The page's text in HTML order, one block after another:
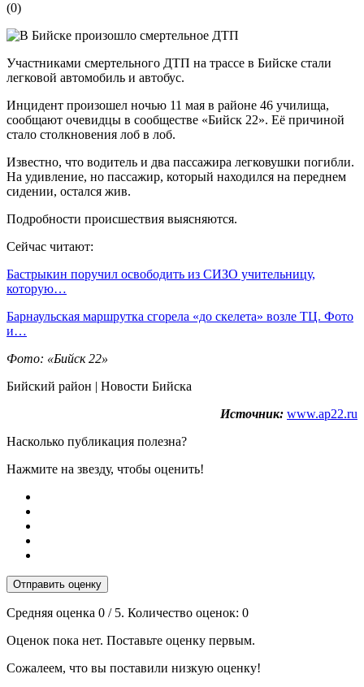
(0)
Участниками смертельного ДТП на трассе в Бийске стали
легковой автомобиль и автобус.
Инцидент произошел ночью 11 мая в районе 46 училища,
сообщают очевидцы в сообществе «Бийск 22». Её причиной
стало столкновения лоб в лоб.
Известно, что водитель и два пассажира легковушки погибли.
На удивление, но пассажир, который находился на переднем
сидении, остался жив.
Подробности происшествия выясняются.
Сейчас читают:
Бастрыкин поручил освободить из СИЗО учительницу,
которую…
Барнаульская маршрутка сгорела «до скелета» возле ТЦ. Фото
и…
Фото: «Бийск 22»
Бийский район | Новости Бийска
Источник: www.ap22.ru
Насколько публикация полезна?
Нажмите на звезду, чтобы оценить!
Отправить оценку
Средняя оценка 0 / 5. Количество оценок: 0
Оценок пока нет. Поставьте оценку первым.
Сожалеем, что вы поставили низкую оценку!